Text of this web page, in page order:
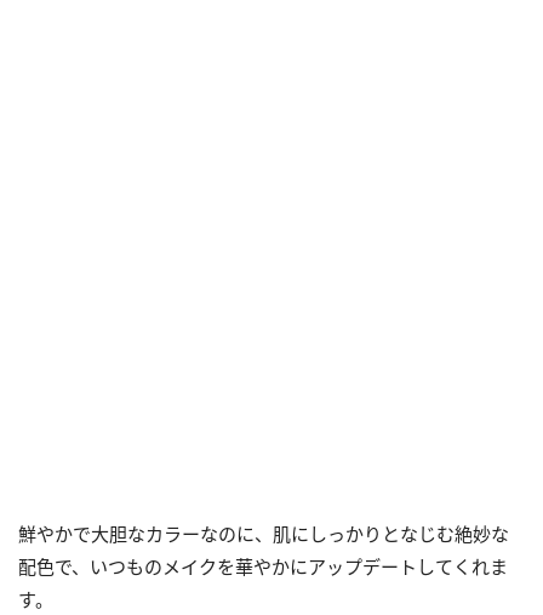
鮮やかで大胆なカラーなのに、肌にしっかりとなじむ絶妙な
配色で、いつものメイクを華やかにアップデートしてくれま
す。